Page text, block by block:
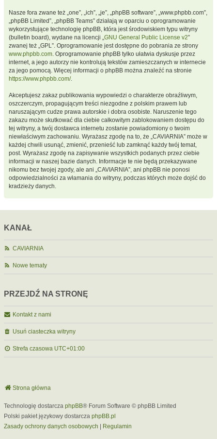
Nasze fora zwane też „one”, „ich”, „je”, „phpBB software”, „www.phpbb.com”,
„phpBB Limited”, „phpBB Teams” działają w oparciu o oprogramowanie
wykorzystujące technologię phpBB, która jest środowiskiem typu witryny
(bulletin board), wydane na licencji „GNU General Public License v2”
zwanej też „GPL”. Oprogramowanie jest dostępne do pobrania ze strony
www.phpbb.com. Oprogramowanie phpBB tylko ułatwia dyskusje przez
internet, a jego autorzy nie kontrolują tekstów zamieszczanych w internecie
za jego pomocą. Więcej informacji o phpBB można znaleźć na stronie
https://www.phpbb.com/.
Akceptujesz zakaz publikowania wypowiedzi o charakterze obraźliwym,
oszczerczym, propagującym treści niezgodne z polskim prawem lub
naruszającym cudze prawa autorskie i dobra osobiste. Naruszenie tego
zakazu może skutkować dla ciebie całkowitym zablokowaniem dostępu do
tej witryny, a twój dostawca internetu zostanie powiadomiony o twoim
niewłaściwym zachowaniu. Wyrażasz zgodę na to, że „CAVIARNIA” może w
każdej chwili usunąć, zmienić, przenieść lub zamknąć każdy twój temat,
post. Wyrażasz zgodę na zapisywanie wszystkich podanych przez ciebie
informacji w naszej bazie danych. Informacje te nie będą przekazywane
nikomu bez twojej zgody, ale ani „CAVIARNIA”, ani phpBB nie ponosi
odpowiedzialności za włamania do witryny, podczas których może dojść do
kradzieży danych.
KANAŁ
CAVIARNIA
Nowe tematy
PRZEJDŹ NA STRONĘ
Kontakt z nami
Usuń ciasteczka witryny
Strefa czasowa UTC+01:00
Strona główna
Technologię dostarcza phpBB® Forum Software © phpBB Limited
Polski pakiet językowy dostarcza phpBB.pl
Zasady ochrony danych osobowych
Regulamin